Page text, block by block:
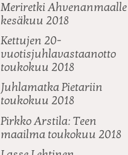
Meriretki Ahvenanmaalle
kesäkuu 2018
Kettujen 20-
vuotisjuhlavastaanotto
toukokuu 2018
Juhlamatka Pietariin
toukokuu 2018
Pirkko Arstila: Teen
maailma toukokuu 2018